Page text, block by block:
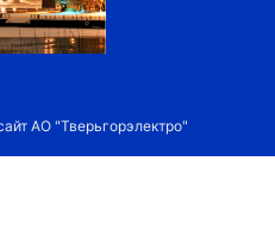
АО "Тверьгорэлектро"